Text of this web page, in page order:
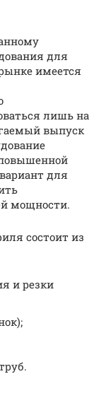
для
имеется
лишь на
выпуск
для
мощности.
состоит из
и резки